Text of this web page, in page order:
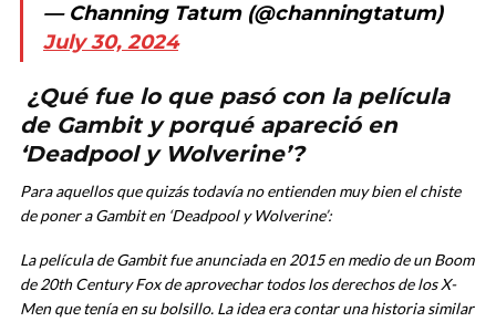
— Channing Tatum (@channingtatum)
July 30, 2024
¿Qué fue lo que pasó con la película
de Gambit y porqué apareció en
‘Deadpool y Wolverine’?
Para aquellos que quizás todavía no entienden muy bien el chiste
de poner a Gambit en ‘Deadpool y Wolverine’:
La película de Gambit fue anunciada en 2015 en medio de un Boom
de 20th Century Fox de aprovechar todos los derechos de los X-
Men que tenía en su bolsillo. La idea era contar una historia similar